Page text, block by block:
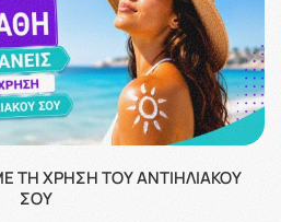
ΤΗ ΧΡΉΣΗ ΤΟΥ ΑΝΤΙΗΛΙΑΚΟΎ
ΣΟΥ